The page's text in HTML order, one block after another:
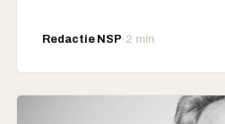
Redactie NSP·2 min